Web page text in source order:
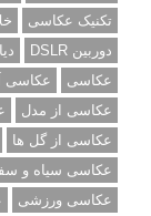
تکنیک عکاسی
دوربین DSLR
عکاسی
عکاسی
عکاسی از مدل
عکاسی از گل ها
عکاسی سیاه و
عکاسی ورزشی